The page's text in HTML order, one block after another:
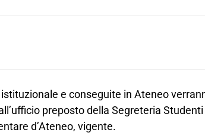
e conseguite in Ateneo
preposto della Segreteria
d’Ateneo, vigente.